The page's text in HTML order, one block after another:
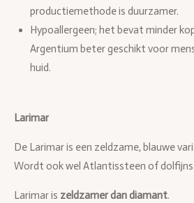
productiemethode is duurzamer.
Hypoallergeen; het bevat minder
Argentium beter geschikt voor
huid.
Larimar
De Larimar is een zeldzame, blauwe
Wordt ook wel Atlantissteen of
Larimar is zeldzamer dan diamant.